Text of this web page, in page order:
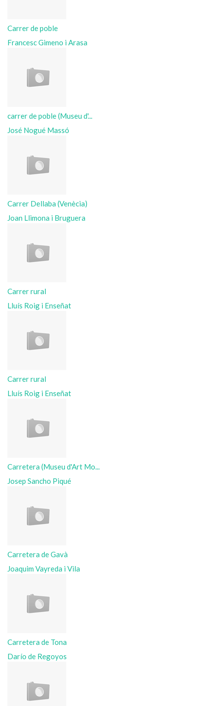
Carrer de poble
Francesc Gimeno i Arasa
carrer de poble (Museu d'...
José Nogué Massó
Carrer Dellaba (Venècia)
Joan Llimona i Bruguera
Carrer rural
Lluís Roig i Enseñat
Carrer rural
Lluís Roig i Enseñat
Carretera (Museu d'Art Mo...
Josep Sancho Piqué
Carretera de Gavà
Joaquim Vayreda i Vila
Carretera de Tona
Darío de Regoyos